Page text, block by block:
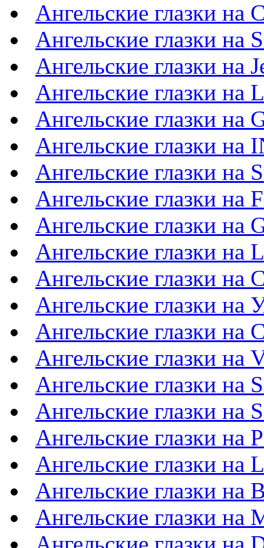
Ангельские глазки на
Ангельские глазки на
Ангельские глазки на
Ангельские глазки на
Ангельские глазки на
Ангельские глазки на
Ангельские глазки на
Ангельские глазки на
Ангельские глазки на
Ангельские глазки на
Ангельские глазки на
Ангельские глазки на
Ангельские глазки на
Ангельские глазки на
Ангельские глазки на
Ангельские глазки на
Ангельские глазки на
Ангельские глазки на
Ангельские глазки на
Ангельские глазки на